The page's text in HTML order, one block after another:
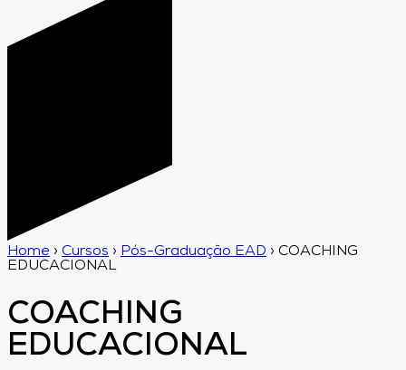
Home › Cursos › Pós-Graduação EAD › COACHING
EDUCACIONAL
COACHING
EDUCACIONAL